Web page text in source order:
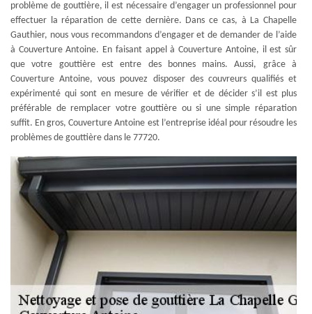
problème de gouttière, il est nécessaire d’engager un professionnel pour
effectuer la réparation de cette dernière. Dans ce cas, à La Chapelle
Gauthier, nous vous recommandons d’engager et de demander de l’aide
à Couverture Antoine. En faisant appel à Couverture Antoine, il est sûr
que votre gouttière est entre des bonnes mains. Aussi, grâce à
Couverture Antoine, vous pouvez disposer des couvreurs qualifiés et
expérimenté qui sont en mesure de vérifier et de décider s’il est plus
préférable de remplacer votre gouttière ou si une simple réparation
suffit. En gros, Couverture Antoine est l’entreprise idéal pour résoudre les
problèmes de gouttière dans le 77720.